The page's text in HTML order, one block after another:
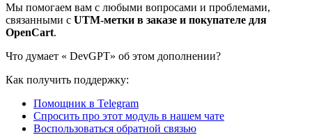
Мы помогаем вам с любыми вопросами и проблемами,
связанными с UTM-метки в заказе и покупателе для
OpenCart.
Что думает « DevGPT» об этом дополнении?
Как получить поддержку:
Помощник в Telegram
Спросить про этот модуль в нашем чате
Воспользоваться обратной связью